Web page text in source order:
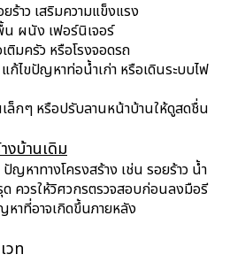
ร้าว เสริมความแข็งแรง
ผนัง เฟอร์นิเจอร์
มครัว หรือโรงจอดรถ
ก้ไขปัญหาท่อน้ำเก่า หรือเดินระบบไฟ
ล็กๆ หรือปรับลานหน้าบ้านให้ดูสดชื่น
งบ้านเดิม
ญหาทางโครงสร้าง เช่น รอยร้าว น้ำ
ควรให้วิศวกรตรวจสอบก่อนลงมือรี
หาที่อาจเกิดขึ้นภายหลัง
วท